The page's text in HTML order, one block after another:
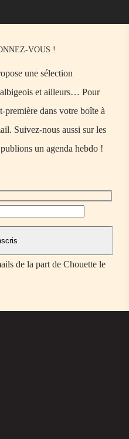
VOUS !
une sélection
albigeois et ailleurs… Pour
première dans votre boîte à
Suivez-nous aussi sur les
un agenda hebdo !
de la part de Chouette le